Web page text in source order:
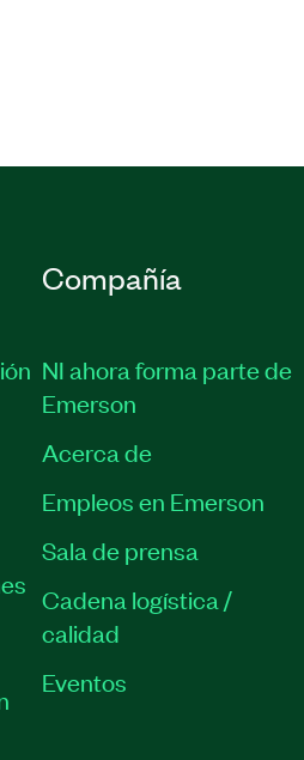
Compañía
NI ahora forma parte de
Emerson
Acerca de
Empleos en Emerson
Sala de prensa
Cadena logística /
calidad
Eventos